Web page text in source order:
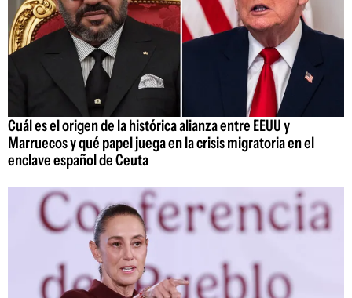
Cuál es el origen de la histórica alianza entre EEUU y
Marruecos y qué papel juega en la crisis migratoria en el
enclave español de Ceuta